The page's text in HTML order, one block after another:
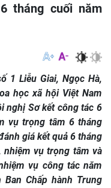
tháng cuối năm
1 Liễu Giai, Ngọc Hà,
học xã hội Việt Nam
nghị Sơ kết công tác 6
vụ trọng tâm 6 tháng
giá kết quả 6 tháng
vụ trọng tâm và
vụ công tác năm
Chấp hành Trung